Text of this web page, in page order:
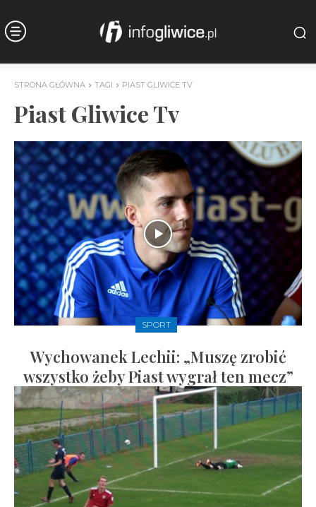
STRONA GŁÓWNA TAGI PIAST GLIWICE TV
Piast Gliwice Tv
SPORT
Wychowanek Lechii: „Muszę zrobić
wszystko żeby Piast wygrał ten mecz”